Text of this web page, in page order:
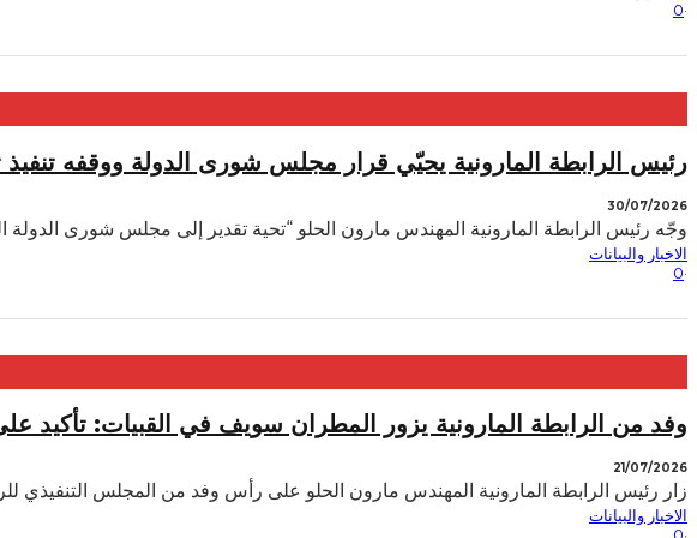
·
0
رئيس الرابطة المارونية يحيّي قرار مجلس شورى الدولة ووقفه
30/07/2026
وجّه رئيس الرابطة المارونية المهندس مارون الحلو “تحية تقدير إلى مجلس شورى
الاخبار والبيانات
·
0
وفد من الرابطة المارونية يزور المطران سويف في القبيات: تأكيد
21/07/2026
زار رئيس الرابطة المارونية المهندس مارون الحلو على رأس وفد من المجلس التنفيذي
الاخبار والبيانات